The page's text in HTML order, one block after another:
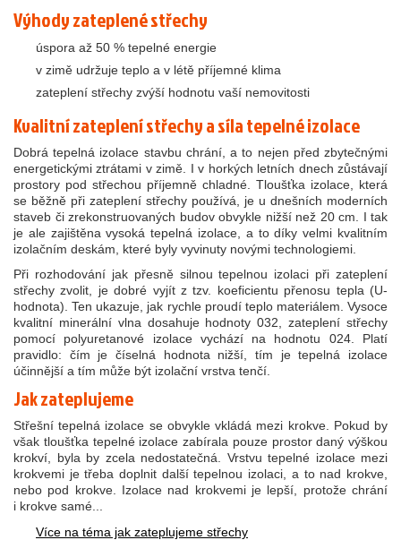
Výhody zateplené střechy
úspora až 50 % tepelné energie
v zimě udržuje teplo a v létě příjemné klima
zateplení střechy zvýší hodnotu vaší nemovitosti
Kvalitní zateplení střechy a síla tepelné izolace
Dobrá tepelná izolace stavbu chrání, a to nejen před zbytečnými
energetickými ztrátami v zimě. I v horkých letních dnech zůstávají
prostory pod střechou příjemně chladné. Tloušťka izolace, která
se běžně při zateplení střechy používá, je u dnešních moderních
staveb či zrekonstruovaných budov obvykle nižší než 20 cm. I tak
je ale zajištěna vysoká tepelná izolace, a to díky velmi kvalitním
izolačním deskám, které byly vyvinuty novými technologiemi.
Při rozhodování jak přesně silnou tepelnou izolaci při zateplení
střechy zvolit, je dobré vyjít z tzv. koeficientu přenosu tepla (U-
hodnota). Ten ukazuje, jak rychle proudí teplo materiálem. Vysoce
kvalitní minerální vlna dosahuje hodnoty 032, zateplení střechy
pomocí polyuretanové izolace vychází na hodnotu 024. Platí
pravidlo: čím je číselná hodnota nižší, tím je tepelná izolace
účinnější a tím může být izolační vrstva tenčí.
Jak zateplujeme
Střešní tepelná izolace se obvykle vkládá mezi krokve. Pokud by
však tloušťka tepelné izolace zabírala pouze prostor daný výškou
krokví, byla by zcela nedostatečná. Vrstvu tepelné izolace mezi
krokvemi je třeba doplnit další tepelnou izolaci, a to nad krokve,
nebo pod krokve. Izolace nad krokvemi je lepší, protože chrání
i krokve samé...
Více na téma jak zateplujeme střechy